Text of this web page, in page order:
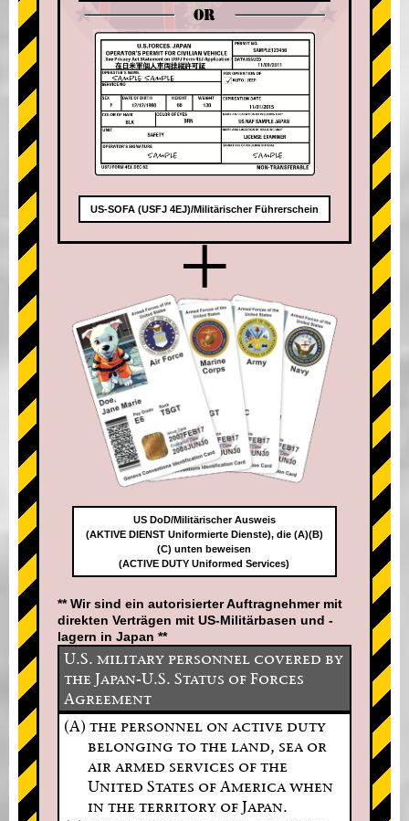
OR
US-SOFA (USFJ 4EJ)/Militärischer Führerschein
+
US DoD/Militärischer Ausweis
(AKTIVE DIENST Uniformierte Dienste), die (A)(B)
(C) unten beweisen
(ACTIVE DUTY Uniformed Services)
** Wir sind ein autorisierter Auftragnehmer mit
direkten Verträgen mit US-Militärbasen und -
lagern in Japan **
U.S. military personnel covered by
the Japan-U.S. Status of Forces
Agreement
(A) the personnel on active duty
belonging to the land, sea or
air armed services of the
United States of America when
in the territory of Japan.